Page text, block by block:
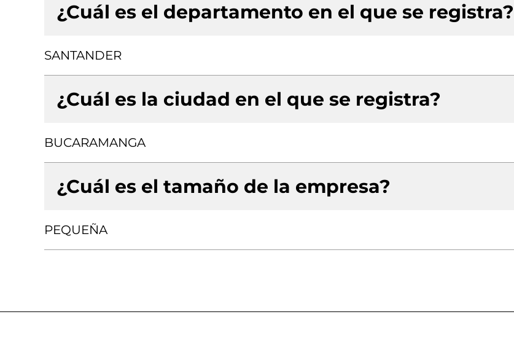
¿Cuál es el departamento en el que se registra?
SANTANDER
¿Cuál es la ciudad en el que se registra?
BUCARAMANGA
¿Cuál es el tamaño de la empresa?
PEQUEÑA